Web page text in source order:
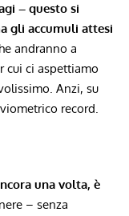
– questo si
gli accumuli attesi
andranno a
cui ci aspettiamo
Anzi, su
record.
una volta, è
– senza